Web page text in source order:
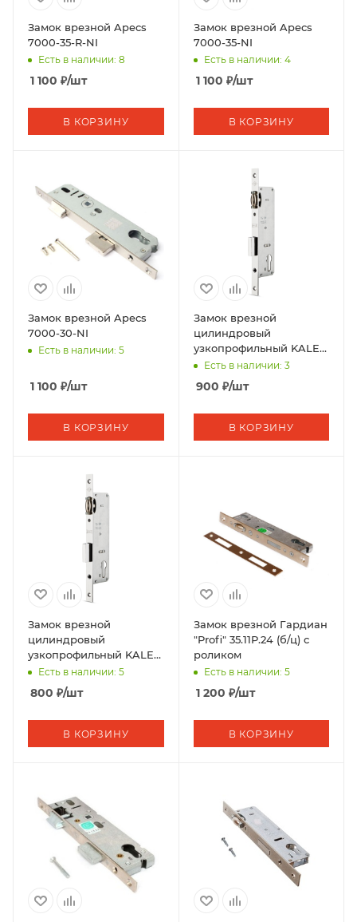
Замок врезной Apecs
7000-35-R-NI
Есть в наличии: 8
1 100 ₽/шт
В КОРЗИНУ
Замок врезной Apecs
7000-35-NI
Есть в наличии: 4
1 100 ₽/шт
В КОРЗИНУ
Замок врезной Apecs
7000-30-NI
Есть в наличии: 5
1 100 ₽/шт
В КОРЗИНУ
Замок врезной
цилиндровый
узкопрофильный KALE
KILIT
155P,BS30,R,16CP,w/o
SP,w/o Ros,STB
Есть в наличии: 3
900 ₽/шт
В КОРЗИНУ
Замок врезной
цилиндровый
узкопрофильный KALE
KILIT
155P,BS20,R,16CP,w/o
SP,w/o Ros,STB
Есть в наличии: 5
800 ₽/шт
В КОРЗИНУ
Замок врезной Гардиан
"Profi" 35.11P.24 (б/ц) с
роликом
Есть в наличии: 5
1 200 ₽/шт
В КОРЗИНУ